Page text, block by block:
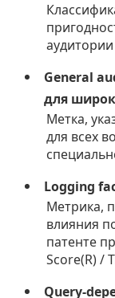
аудитории
General
для
Метка,
для всех
Logging
Метрика,
влияния
патенте
Score(R) /
Query-